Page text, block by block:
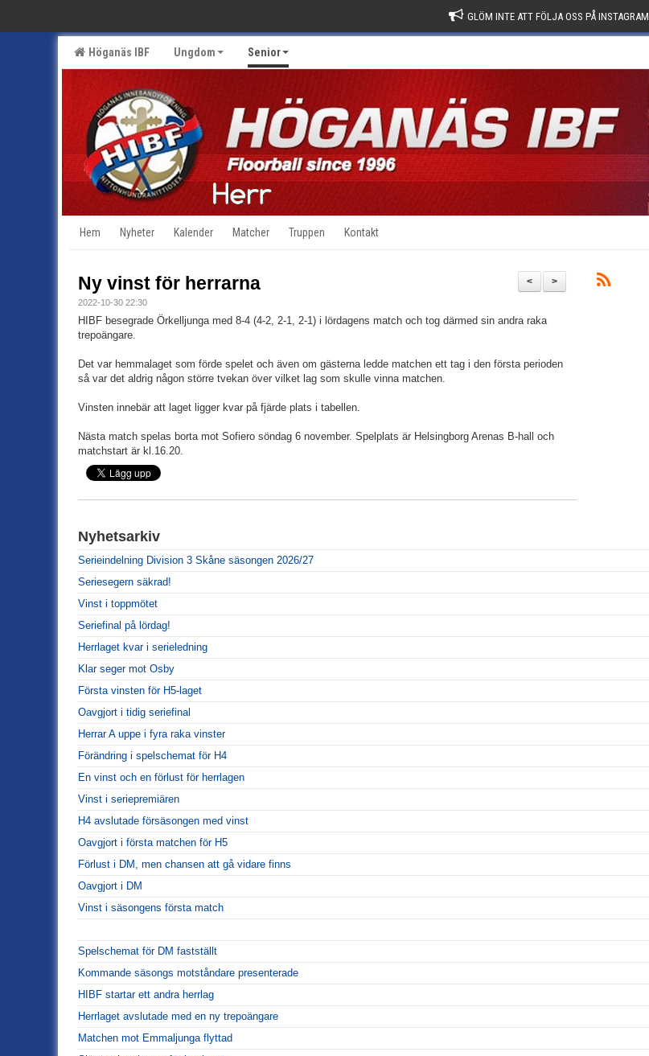
GLÖM INTE ATT FÖLJA OSS PÅ INSTAGRAM
Höganäs IBF Ungdom Senior
Hem Nyheter Kalender Matcher Truppen Kontakt
>
<
Ny vinst för herrarna
2022-10-30 22:30
HIBF besegrade Örkelljunga med 8-4 (4-2, 2-1, 2-1) i lördagens match och tog därmed sin andra raka
trepoängare.
Det var hemmalaget som förde spelet och även om gästerna ledde matchen ett tag i den första perioden
så var det aldrig någon större tvekan över vilket lag som skulle vinna matchen.
Vinsten innebär att laget ligger kvar på fjärde plats i tabellen.
Nästa match spelas borta mot Sofiero söndag 6 november. Spelplats är Helsingborg Arenas B-hall och
matchstart är kl.16.20.
Nyhetsarkiv
Serieindelning Division 3 Skåne säsongen 2026/27
Seriesegern säkrad!
Vinst i toppmötet
Seriefinal på lördag!
Herrlaget kvar i serieledning
Klar seger mot Osby
Första vinsten för H5-laget
Oavgjort i tidig seriefinal
Herrar A uppe i fyra raka vinster
Förändring i spelschemat för H4
En vinst och en förlust för herrlagen
Vinst i seriepremiären
H4 avslutade försäsongen med vinst
Oavgjort i första matchen för H5
Förlust i DM, men chansen att gå vidare finns
Oavgjort i DM
Vinst i säsongens första match
Spelschemat för DM fastställt
Kommande säsongs motståndare presenterade
HIBF startar ett andra herrlag
Herrlaget avslutade med en ny trepoängare
Matchen mot Emmaljunga flyttad